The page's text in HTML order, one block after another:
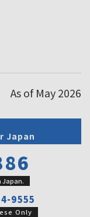
As of May 2026
Japan
Japan.
9555
Only